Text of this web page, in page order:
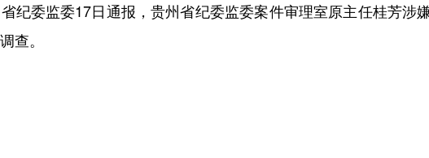
委监委17日通报，贵州省纪委监委案件审理室原主任桂芳涉
查。